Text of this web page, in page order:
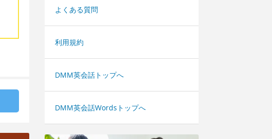
よくある質問
利用規約
DMM英会話トップへ
DMM英会話Wordsトップへ